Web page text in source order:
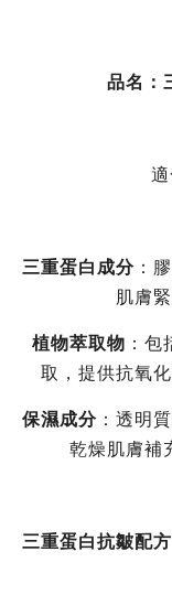
品名：
適
三重蛋白成分 ：
肌膚
植物萃取物 ：
取，提供抗氧
保濕成分 ：透明
乾燥肌膚補
三重蛋白抗皺配方